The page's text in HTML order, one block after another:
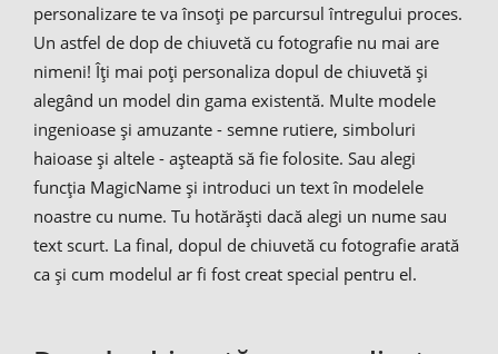
personalizare te va însoți pe parcursul întregului proces.
Un astfel de dop de chiuvetă cu fotografie nu mai are
nimeni! Îți mai poți personaliza dopul de chiuvetă și
alegând un model din gama existentă. Multe modele
ingenioase și amuzante - semne rutiere, simboluri
haioase și altele - așteaptă să fie folosite. Sau alegi
funcția MagicName și introduci un text în modelele
noastre cu nume. Tu hotărăști dacă alegi un nume sau
text scurt. La final, dopul de chiuvetă cu fotografie arată
ca și cum modelul ar fi fost creat special pentru el.